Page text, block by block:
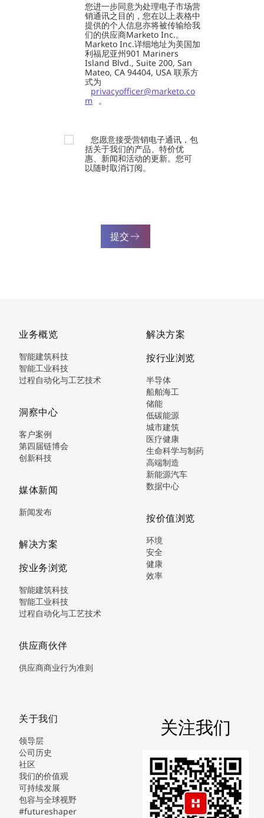
您进一步同意为处理电子市场营
销通讯之目的，您在以上表格中
提供的个人信息亦将被传输给我
们的供应商Marketo Inc.。
Marketo Inc.详细地址为美国加
利福尼亚州901 Mariners
Island Blvd., Suite 200, San
Mateo, CA 94404, USA 联系方
式为
privacyofficer@marketo.co
m
。
您愿意接受营销电子通讯，包
括关于我们的产品、特价优
惠、新闻和活动的更新。您可
以随时取消订阅。
提交
业务概览
智能建筑科技
智能工业科技
过程自动化与工艺技术
洞察中心
客户案例
第四届链博会
创新科技
媒体新闻
新闻发布
解决方案
按业务浏览
智能建筑科技
智能工业科技
过程自动化与工艺技术
供应商伙伴
供应商商业行为准则
解决方案
按行业浏览
半导体
船舶海工
储能
低碳能源
城市建筑
医疗健康
生命科学与制药
高端制造
新能源汽车
数据中心
按价值浏览
环境
安全
健康
效率
关于我们
领导层
公司历史
社区
我们的价值观
可持续发展
包容与全球视野
#futureshaper
关注我们